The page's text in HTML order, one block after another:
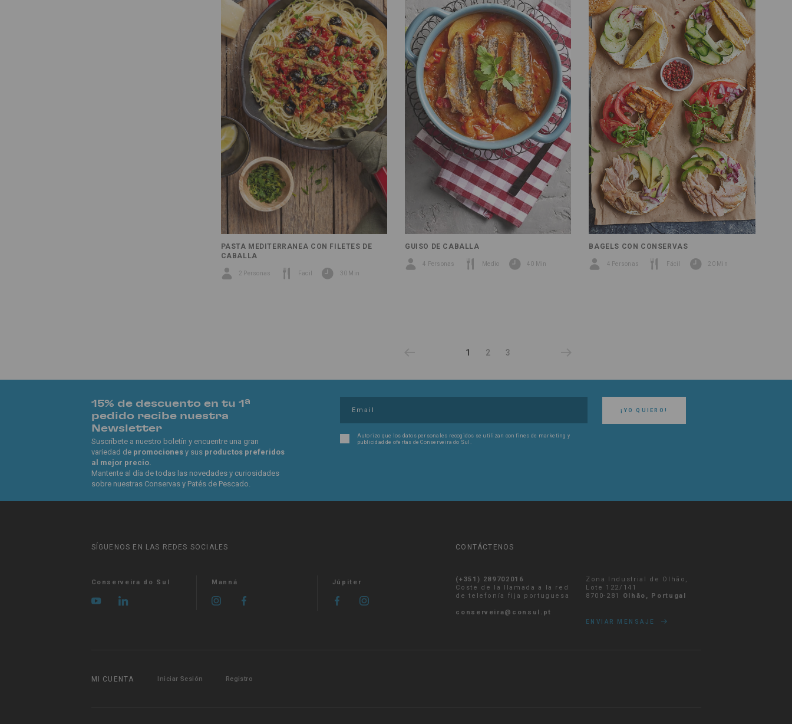
PASTA MEDITERRANEA CON FILETES DE
CABALLA
2 Personas Facil 30 Min
GUISO DE CABALLA
4 Personas Medio 40 Min
BAGELS CON CONSERVAS
4 Personas Fácil 20 Min
1 2 3
15% de descuento en tu 1ª
pedido recibe nuestra
Newsletter
Suscríbete a nuestro boletín y encuentre una gran
variedad de promocionesy sus productos preferidos
al mejor precio.
Mantente al día de todas las novedades y curiosidades
sobre nuestras Conservas y Patés de Pescado.
¡YO QUIERO!
Autorizo ​​que los datos personales recogidos se utilizan con fines de marketing y
publicidad de ofertas de Conserveira do Sul.
SÍGUENOS EN LAS REDES SOCIALES
Conserveira do Sul Manná Júpiter
CONTÁCTENOS
(+351) 289702016
Coste de la llamada a la red
de telefonía fija portuguesa
conserveira@consul.pt
Zona Industrial de Olhão,
Lote 122/141
8700-281 Olhão, Portugal
ENVIAR MENSAJE
MI CUENTA Iniciar Sesión Registro